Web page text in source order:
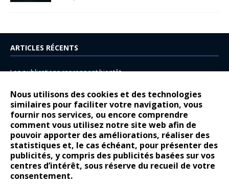
Nous utilisons des cookies et des technologies
similaires pour faciliter votre navigation, vous
fournir nos services, ou encore comprendre
comment vous utilisez notre site web afin de
pouvoir apporter des améliorations, réaliser des
statistiques et, le cas échéant, pour présenter des
publicités, y compris des publicités basées sur vos
centres d’intérêt, sous réserve du recueil de votre
consentement.
ARTICLES RÉCENTS
Les publications reprennent bientôt…
14 juillet : nouveau film de marque pour Citroën
Renault Espace : voyage, voyage…
Peugeot E-208 GTi : naissance d’une légende
COMMENTAIRES RÉCENTS
Bernard Dardartdans